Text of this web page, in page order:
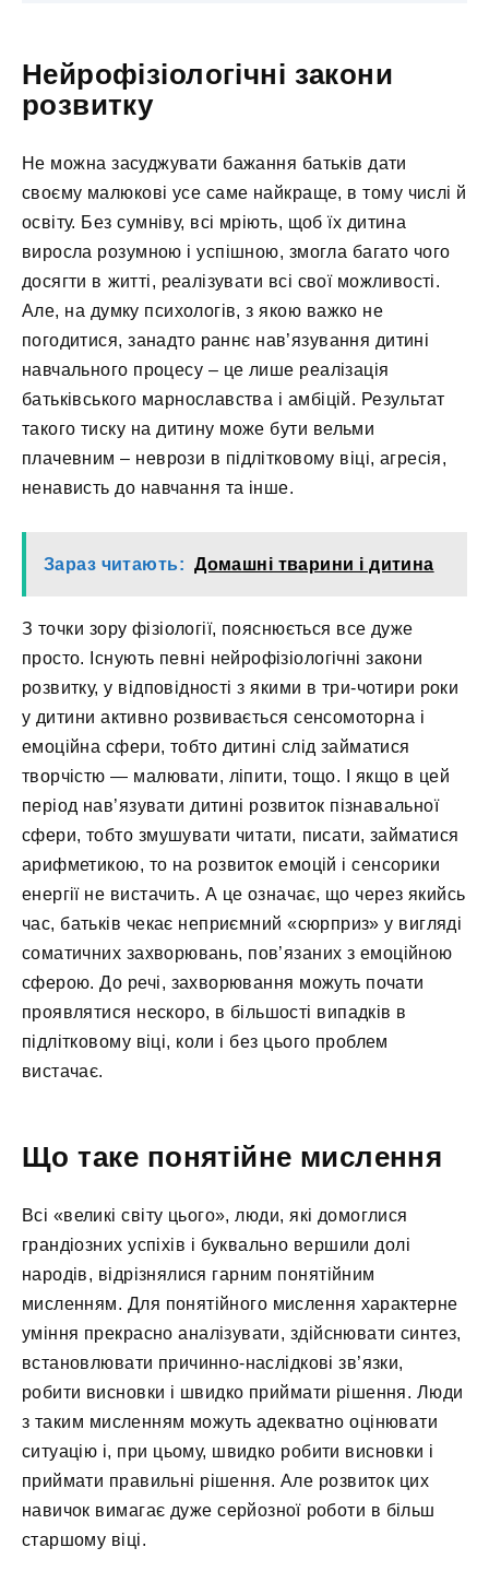
Нейрофізіологічні закони
розвитку
Не можна засуджувати бажання батьків дати
своєму малюкові усе саме найкраще, в тому числі й
освіту. Без сумніву, всі мріють, щоб їх дитина
виросла розумною і успішною, змогла багато чого
досягти в житті, реалізувати всі свої можливості.
Але, на думку психологів, з якою важко не
погодитися, занадто раннє нав’язування дитині
навчального процесу – це лише реалізація
батьківського марнославства і амбіцій. Результат
такого тиску на дитину може бути вельми
плачевним – неврози в підлітковому віці, агресія,
ненависть до навчання та інше.
Зараз читають: Домашні тварини і дитина
З точки зору фізіології, пояснюється все дуже
просто. Існують певні нейрофізіологічні закони
розвитку, у відповідності з якими в три-чотири роки
у дитини активно розвивається сенсомоторна і
емоційна сфери, тобто дитині слід займатися
творчістю — малювати, ліпити, тощо. І якщо в цей
період нав’язувати дитині розвиток пізнавальної
сфери, тобто змушувати читати, писати, займатися
арифметикою, то на розвиток емоцій і сенсорики
енергії не вистачить. А це означає, що через якийсь
час, батьків чекає неприємний «сюрприз» у вигляді
соматичних захворювань, пов’язаних з емоційною
сферою. До речі, захворювання можуть почати
проявлятися нескоро, в більшості випадків в
підлітковому віці, коли і без цього проблем
вистачає.
Що таке понятійне мислення
Всі «великі світу цього», люди, які домоглися
грандіозних успіхів і буквально вершили долі
народів, відрізнялися гарним понятійним
мисленням. Для понятійного мислення характерне
уміння прекрасно аналізувати, здійснювати синтез,
встановлювати причинно-наслідкові зв’язки,
робити висновки і швидко приймати рішення. Люди
з таким мисленням можуть адекватно оцінювати
ситуацію і, при цьому, швидко робити висновки і
приймати правильні рішення. Але розвиток цих
навичок вимагає дуже серйозної роботи в більш
старшому віці.